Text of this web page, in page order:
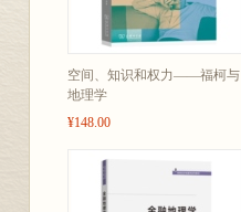
空间、知识和权力——福柯与
地理学
¥148.00